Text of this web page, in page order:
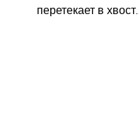
перетекает в хвост.